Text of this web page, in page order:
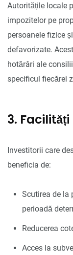
Autoritățile locale
impozitelor pe
persoanele fizice
defavorizate.
hotărâri ale
specificul fiecărei
3.
Investitorii care
beneficia de:
Scutirea de la
perioadă
Reducerea
Acces la